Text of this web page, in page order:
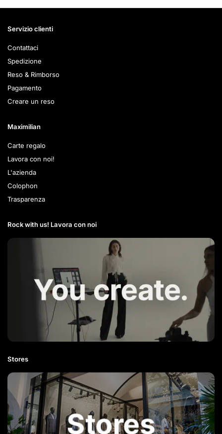
Servizio clienti
Contattaci
Spedizione
Reso & Rimborso
Pagamento
Creare un reso
Maximilian
Carte regalo
Lavora con noi!
L'azienda
Colophon
Trasparenza
Rock with us! Lavora con noi​
Stores